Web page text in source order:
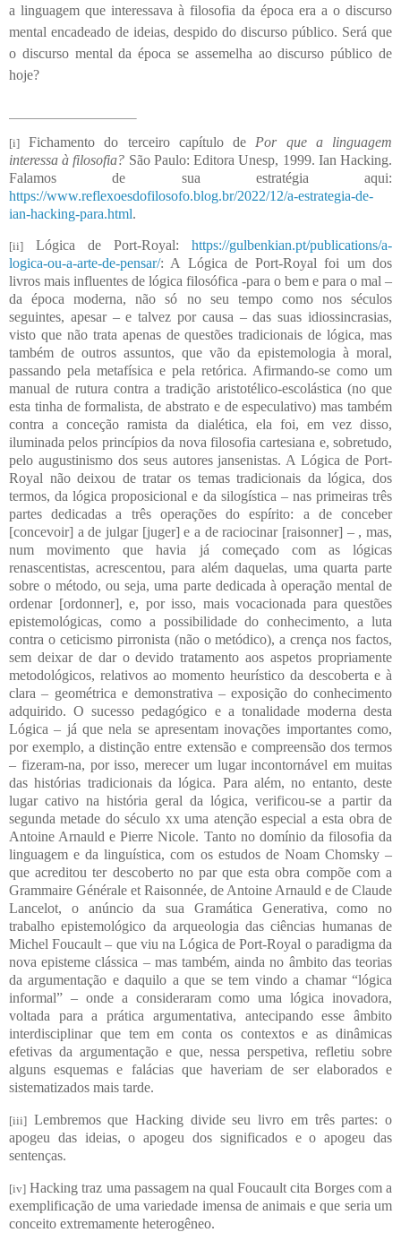
a linguagem que interessava à filosofia da época era a o discurso
mental encadeado de ideias, despido do discurso público. Será que
o discurso mental da época se assemelha ao discurso público de
hoje?
[i] Fichamento do terceiro capítulo de Por que a linguagem
interessa à filosofia? São Paulo: Editora Unesp, 1999. Ian Hacking.
Falamos de sua estratégia aqui:
https://www.reflexoesdofilosofo.blog.br/2022/12/a-estrategia-de-
ian-hacking-para.html.
[ii] Lógica de Port-Royal: https://gulbenkian.pt/publications/a-
logica-ou-a-arte-de-pensar/: A Lógica de Port-Royal foi um dos
livros mais influentes de lógica filosófica -para o bem e para o mal –
da época moderna, não só no seu tempo como nos séculos
seguintes, apesar – e talvez por causa – das suas idiossincrasias,
visto que não trata apenas de questões tradicionais de lógica, mas
também de outros assuntos, que vão da epistemologia à moral,
passando pela metafísica e pela retórica. Afirmando-se como um
manual de rutura contra a tradição aristotélico-escolástica (no que
esta tinha de formalista, de abstrato e de especulativo) mas também
contra a conceção ramista da dialética, ela foi, em vez disso,
iluminada pelos princípios da nova filosofia cartesiana e, sobretudo,
pelo augustinismo dos seus autores jansenistas. A Lógica de Port-
Royal não deixou de tratar os temas tradicionais da lógica, dos
termos, da lógica proposicional e da silogística – nas primeiras três
partes dedicadas a três operações do espírito: a de conceber
[concevoir] a de julgar [juger] e a de raciocinar [raisonner] – , mas,
num movimento que havia já começado com as lógicas
renascentistas, acrescentou, para além daquelas, uma quarta parte
sobre o método, ou seja, uma parte dedicada à operação mental de
ordenar [ordonner], e, por isso, mais vocacionada para questões
epistemológicas, como a possibilidade do conhecimento, a luta
contra o ceticismo pirronista (não o metódico), a crença nos factos,
sem deixar de dar o devido tratamento aos aspetos propriamente
metodológicos, relativos ao momento heurístico da descoberta e à
clara – geométrica e demonstrativa – exposição do conhecimento
adquirido. O sucesso pedagógico e a tonalidade moderna desta
Lógica – já que nela se apresentam inovações importantes como,
por exemplo, a distinção entre extensão e compreensão dos termos
– fizeram-na, por isso, merecer um lugar incontornável em muitas
das histórias tradicionais da lógica. Para além, no entanto, deste
lugar cativo na história geral da lógica, verificou-se a partir da
segunda metade do século xx uma atenção especial a esta obra de
Antoine Arnauld e Pierre Nicole. Tanto no domínio da filosofia da
linguagem e da linguística, com os estudos de Noam Chomsky –
que acreditou ter descoberto no par que esta obra compõe com a
Grammaire Générale et Raisonnée, de Antoine Arnauld e de Claude
Lancelot, o anúncio da sua Gramática Generativa, como no
trabalho epistemológico da arqueologia das ciências humanas de
Michel Foucault – que viu na Lógica de Port-Royal o paradigma da
nova episteme clássica – mas também, ainda no âmbito das teorias
da argumentação e daquilo a que se tem vindo a chamar “lógica
informal” – onde a consideraram como uma lógica inovadora,
voltada para a prática argumentativa, antecipando esse âmbito
interdisciplinar que tem em conta os contextos e as dinâmicas
efetivas da argumentação e que, nessa perspetiva, refletiu sobre
alguns esquemas e falácias que haveriam de ser elaborados e
sistematizados mais tarde.
[iii] Lembremos que Hacking divide seu livro em três partes: o
apogeu das ideias, o apogeu dos significados e o apogeu das
sentenças.
[iv] Hacking traz uma passagem na qual Foucault cita Borges com a
exemplificação de uma variedade imensa de animais e que seria um
conceito extremamente heterogêneo.